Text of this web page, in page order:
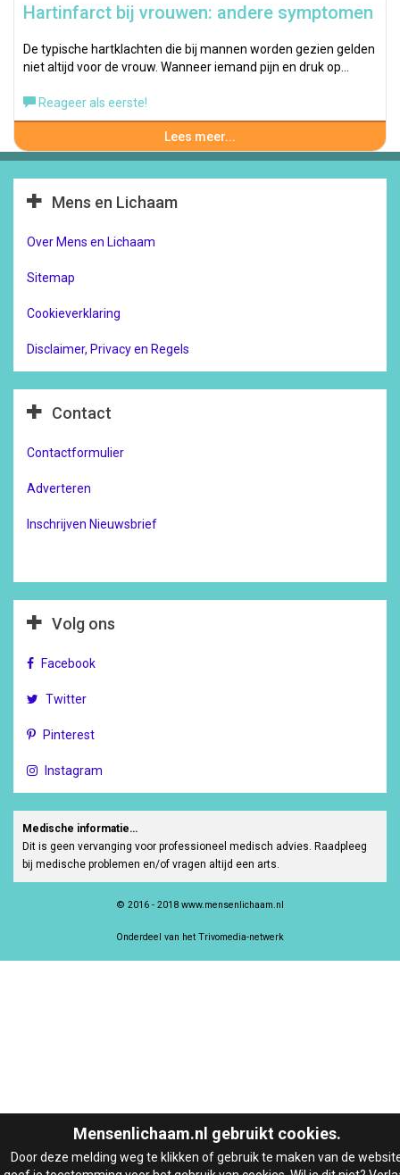
Hartinfarct bij vrouwen: andere symptomen
De typische hartklachten die bij mannen worden gezien gelden
niet altijd voor de vrouw. Wanneer iemand pijn en druk op…
Reageer als eerste!
Lees meer...
Mens en Lichaam
Over Mens en Lichaam
Sitemap
Cookieverklaring
Disclaimer, Privacy en Regels
Contact
Contactformulier
Adverteren
Inschrijven Nieuwsbrief
Volg ons
Facebook
Twitter
Pinterest
Instagram
Medische informatie…
Dit is geen vervanging voor professioneel medisch advies. Raadpleeg
bij medische problemen en/of vragen altijd een arts.
© 2016 - 2018 www.mensenlichaam.nl
Onderdeel van het Trivomedia-netwerk
Mensenlichaam.nl gebruikt cookies.
Door deze melding weg te klikken of gebruik te maken van de